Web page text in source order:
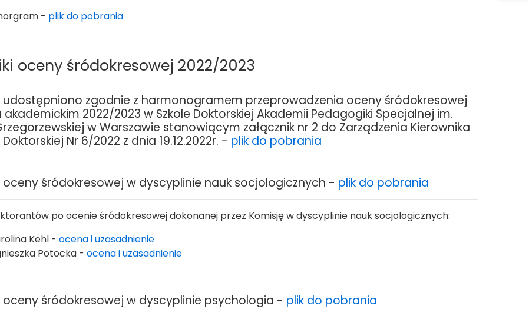
- plik do pobrania
oceny śródokresowej 2022/2023
udostępniono zgodnie z harmonogramem przeprowadzenia oceny śródokresowej
akademickim 2022/2023 w Szkole Doktorskiej Akademii Pedagogiki Specjalnej im.
w Warszawie stanowiącym załącznik nr 2 do Zarządzenia Kierownika
Doktorskiej Nr 6/2022 z dnia 19.12.2022r. - plik do pobrania
oceny śródokresowej w dyscyplinie nauk socjologicznych - plik do pobrania
po ocenie śródokresowej dokonanej przez Komisję w dyscyplinie nauk socjologicznych:
Kehl - ocena i uzasadnienie
Potocka - ocena i uzasadnienie
oceny śródokresowej w dyscyplinie psychologia - plik do pobrania